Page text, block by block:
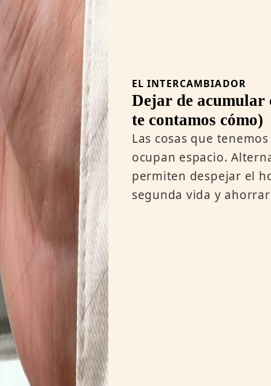
EL INTERCAMBIADOR
Dejar de acumular
te contamos cómo)
Las cosas que
ocupan espacio.
permiten despejar el
segunda vida y